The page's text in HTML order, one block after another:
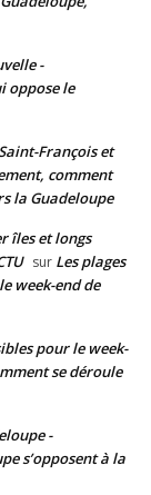
-
oppose le
François et
comment
la Guadeloupe
îles et longs
sur Les plages
week-end de
pour le week-
se déroule
-
s’opposent à la